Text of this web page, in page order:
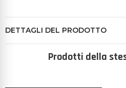
DETTAGLI DEL PRODOTTO
Prodotti della